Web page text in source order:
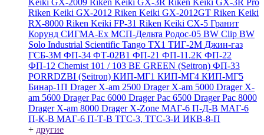
Riken Keiki GX-2012 Riken Keiki GX-2012GT Riken Keiki
RX-8000 Riken Keiki FP-31 Riken Keiki CX-5 Гранит
Корунд СИГМА-Ех МСП-Дельта Родос-05 BW Clip BW
Solo Industrial Scientific Tango TX1 ТИГ-2М Джин-газ
ГСБ-3М ФП-34 ФТ-02В1 ФП-21 ФП-11.2К ФП-22
ФП-12 Chemist 101 / 103 BE GREEN (Seitron) ФП-33
PORRDZBI (Seitron) КИП-МГ1 КИП-МГ4 КИП-МГ5
Бинар-1П Drager X-am 2500 Drager X-am 5000 Drager X-
am 5600 Drager Pac 6000 Drager Pac 6500 Drager Pac 8000
Drager X-am 8000 Drager X-Zone МАГ-6 П-Д-В МАГ-6
П-К-В МАГ-6 П-Т-В ТГС-3, ТГС-3-И ИКВ-8-П
+ другие